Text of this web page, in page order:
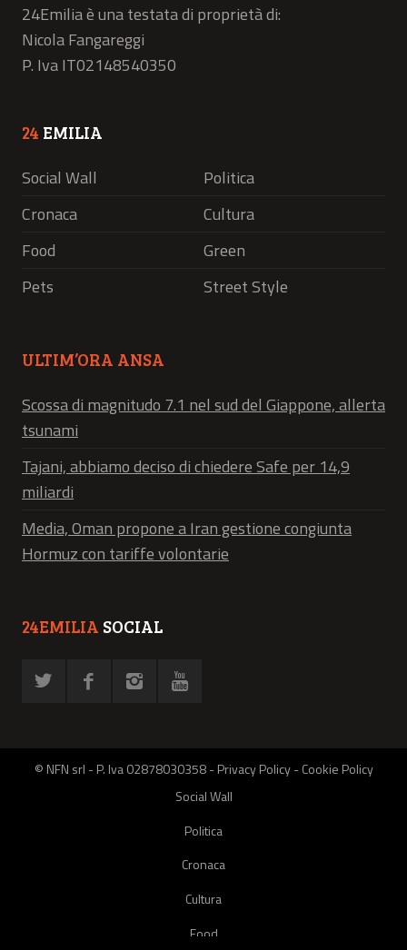
24Emilia è una testata di proprietà di:
Nicola Fangareggi
P. Iva IT02148540350
24 EMILIA
Social Wall
Politica
Cronaca
Cultura
Food
Green
Pets
Street Style
ULTIM’ORA ANSA
Scossa di magnitudo 7.1 nel sud del Giappone, allerta
tsunami
Tajani, abbiamo deciso di chiedere Safe per 14,9
miliardi
Media, Oman propone a Iran gestione congiunta
Hormuz con tariffe volontarie
24EMILIA SOCIAL
© NFN srl - P. Iva 02878030358 -Privacy Policy-Cookie Policy
Social Wall
Politica
Cronaca
Cultura
Food